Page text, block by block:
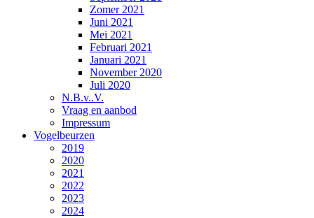
Zomer 2021
Juni 2021
Mei 2021
Februari 2021
Januari 2021
November 2020
Juli 2020
N.B.v..V.
Vraag en aanbod
Impressum
Vogelbeurzen
2019
2020
2021
2022
2023
2024